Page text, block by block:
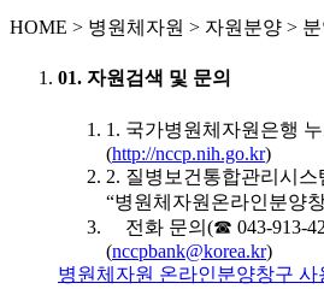
HOME > 병원체자원 > 자원분양 >
01. 자원검색 및 문의
1. 국가병원체자원은행
(http://nccp.nih.go.kr)
2. 질병보건통합관리시스
“병원체자원온라인분양
전화 문의(☎ 043-913-
(nccpbank@korea.kr)
병원체자원 온라인분양창구 사